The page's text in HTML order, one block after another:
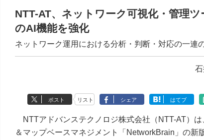
NTT-AT、ネットワーク可視化・管理
のAI機能を強化
ネットワーク運用における分析・判断・対応の一連
ポスト リスト シェア はてブ
NTTアドバンステクノロジ株式会社（NTT-AT）
＆マップベースマネジメント「NetworkBrain」の新